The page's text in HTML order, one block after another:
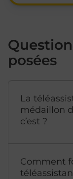
posées
La
médaillon
c’est ?
Comment